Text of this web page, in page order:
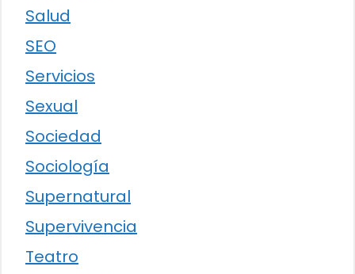
Salud
SEO
Servicios
Sexual
Sociedad
Sociología
Supernatural
Supervivencia
Teatro